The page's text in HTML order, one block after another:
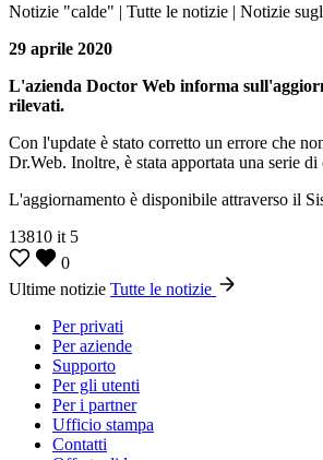
Notizie "calde" | Tutte le notizie | Notizie
29 aprile 2020
L'azienda Doctor Web informa
rilevati.
Con l'update è stato corretto un errore che
Dr.Web. Inoltre, è stata apportata una serie
L'aggiornamento è disponibile attraverso il
13810 it 5
0
Ultime notizie Tutte le notizie
Per privati
Per aziende
Supporto
Per gli utenti
Per i partner
Ufficio stampa
Contatti